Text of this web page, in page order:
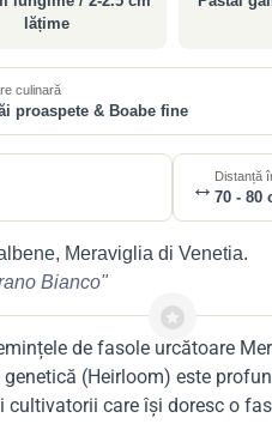
lățime
culinară
proaspete & Boabe fine
↔️ Distanță
70 - 80
Meraviglia di Venetia.
Bianco"
de fasole urcătoare
(Heirloom) este
care își doresc o